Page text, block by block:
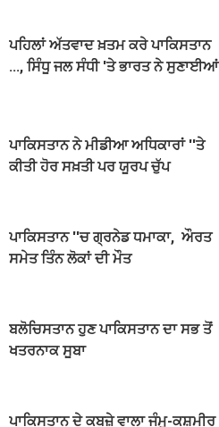
ਪਹਿਲਾਂ ਅੱਤਵਾਦ ਖ਼ਤਮ ਕਰੇ ਪਾਕਿਸਤਾਨ
..., ਸਿੰਧੂ ਜਲ ਸੰਧੀ 'ਤੇ ਭਾਰਤ ਨੇ ਸੁਣਾਈਆਂ
ਪਾਕਿਸਤਾਨ ਨੇ ਮੀਡੀਆ ਅਧਿਕਾਰਾਂ ''ਤੇ
ਕੀਤੀ ਹੋਰ ਸਖ਼ਤੀ ਪਰ ਯੂਰਪ ਚੁੱਪ
ਪਾਕਿਸਤਾਨ ''ਚ ਗ੍ਰਨੇਡ ਧਮਾਕਾ, ਔਰਤ
ਸਮੇਤ ਤਿੰਨ ਲੋਕਾਂ ਦੀ ਮੌਤ
ਬਲੋਚਿਸਤਾਨ ਹੁਣ ਪਾਕਿਸਤਾਨ ਦਾ ਸਭ ਤੋਂ
ਖਤਰਨਾਕ ਸੂਬਾ
ਪਾਕਿਸਤਾਨ ਦੇ ਕਬਜ਼ੇ ਵਾਲਾ ਜੰਮੂ-ਕਸ਼ਮੀਰ